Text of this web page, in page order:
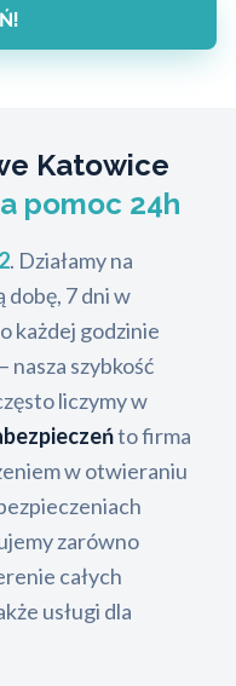
Katowice
pomoc 24h
. Działamy na
dobę, 7 dni w
każdej godzinie
nasza szybkość
liczymy w
to firma
w otwieraniu
zarówno
całych
usługi dla